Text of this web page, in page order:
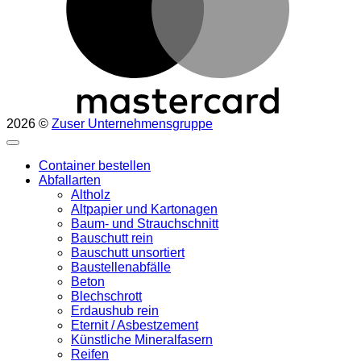
2026 © Zuser Unternehmensgruppe
Container bestellen
Abfallarten
Altholz
Altpapier und Kartonagen
Baum- und Strauchschnitt
Bauschutt rein
Bauschutt unsortiert
Baustellenabfälle
Beton
Blechschrott
Erdaushub rein
Eternit / Asbestzement
Künstliche Mineralfasern
Reifen